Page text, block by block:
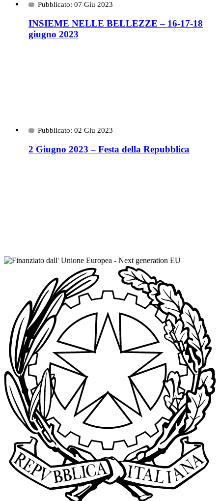
Pubblicato: 07 Giu 2023
INSIEME NELLE BELLEZZE – 16-17-18
giugno 2023
Pubblicato: 02 Giu 2023
2 Giugno 2023 – Festa della Repubblica